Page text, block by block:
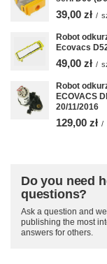
39,00 zł /
Robot
Ecovacs
49,00 zł /
Robot
ECOVACS
20/11/2016
129,00 zł /
Do you need
questions?
Ask a question and
publishing the most
answers for others.